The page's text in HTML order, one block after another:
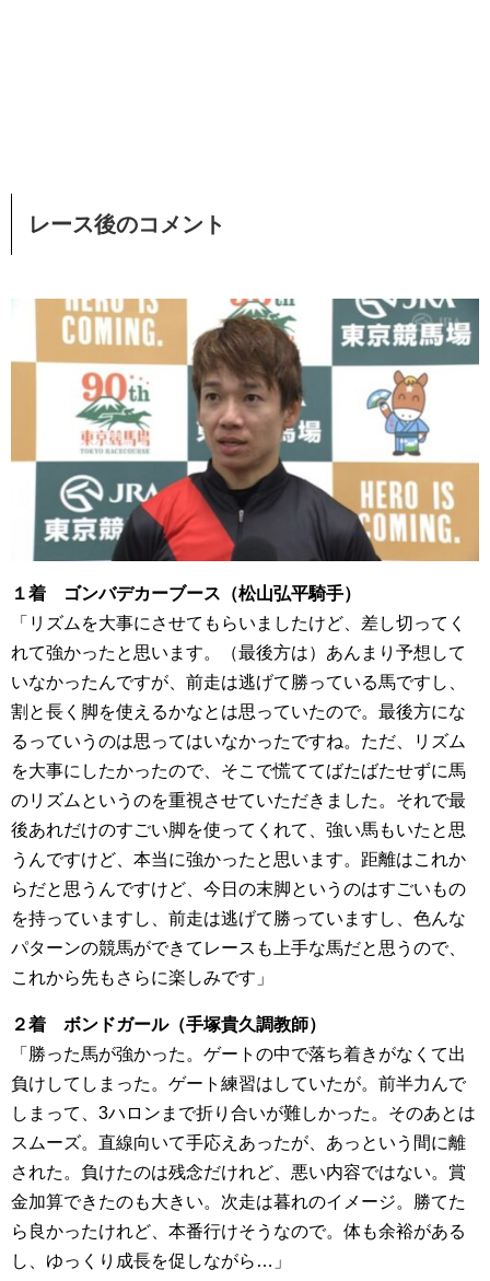
レース後のコメント
１着 ゴンバデカーブース（松山弘平騎手）
「リズムを大事にさせてもらいましたけど、差し切ってく
れて強かったと思います。（最後方は）あんまり予想して
いなかったんですが、前走は逃げて勝っている馬ですし、
割と長く脚を使えるかなとは思っていたので。最後方にな
るっていうのは思ってはいなかったですね。ただ、リズム
を大事にしたかったので、そこで慌ててばたばたせずに馬
のリズムというのを重視させていただきました。それで最
後あれだけのすごい脚を使ってくれて、強い馬もいたと思
うんですけど、本当に強かったと思います。距離はこれか
らだと思うんですけど、今日の末脚というのはすごいもの
を持っていますし、前走は逃げて勝っていますし、色んな
パターンの競馬ができてレースも上手な馬だと思うので、
これから先もさらに楽しみです」
２着 ボンドガール（手塚貴久調教師）
「勝った馬が強かった。ゲートの中で落ち着きがなくて出
負けしてしまった。ゲート練習はしていたが。前半力んで
しまって、3ハロンまで折り合いが難しかった。そのあとは
スムーズ。直線向いて手応えあったが、あっという間に離
された。負けたのは残念だけれど、悪い内容ではない。賞
金加算できたのも大きい。次走は暮れのイメージ。勝てた
ら良かったけれど、本番行けそうなので。体も余裕がある
し、ゆっくり成長を促しながら…」